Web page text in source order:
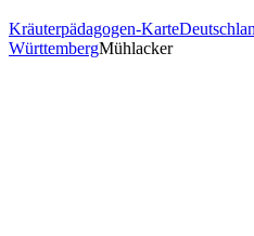
Kräuterpädagogen-Karte
WürttembergMühlacker